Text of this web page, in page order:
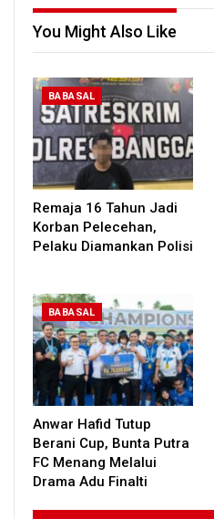
You Might Also Like
BABASAL
Remaja 16 Tahun Jadi
Korban Pelecehan,
Pelaku Diamankan Polisi
BABASAL
Anwar Hafid Tutup
Berani Cup, Bunta Putra
FC Menang Melalui
Drama Adu Finalti